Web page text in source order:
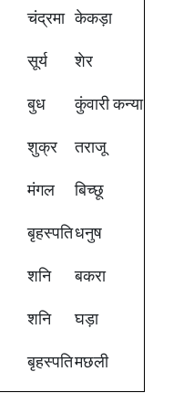
चंद्रमा केकड़ा
सूर्य शेर
बुध कुंवारी कन्या
शुक्र तराजू
मंगल बिच्छू
बृहस्पतिधनुष
शनि बकरा
शनि घड़ा
बृहस्पतिमछली